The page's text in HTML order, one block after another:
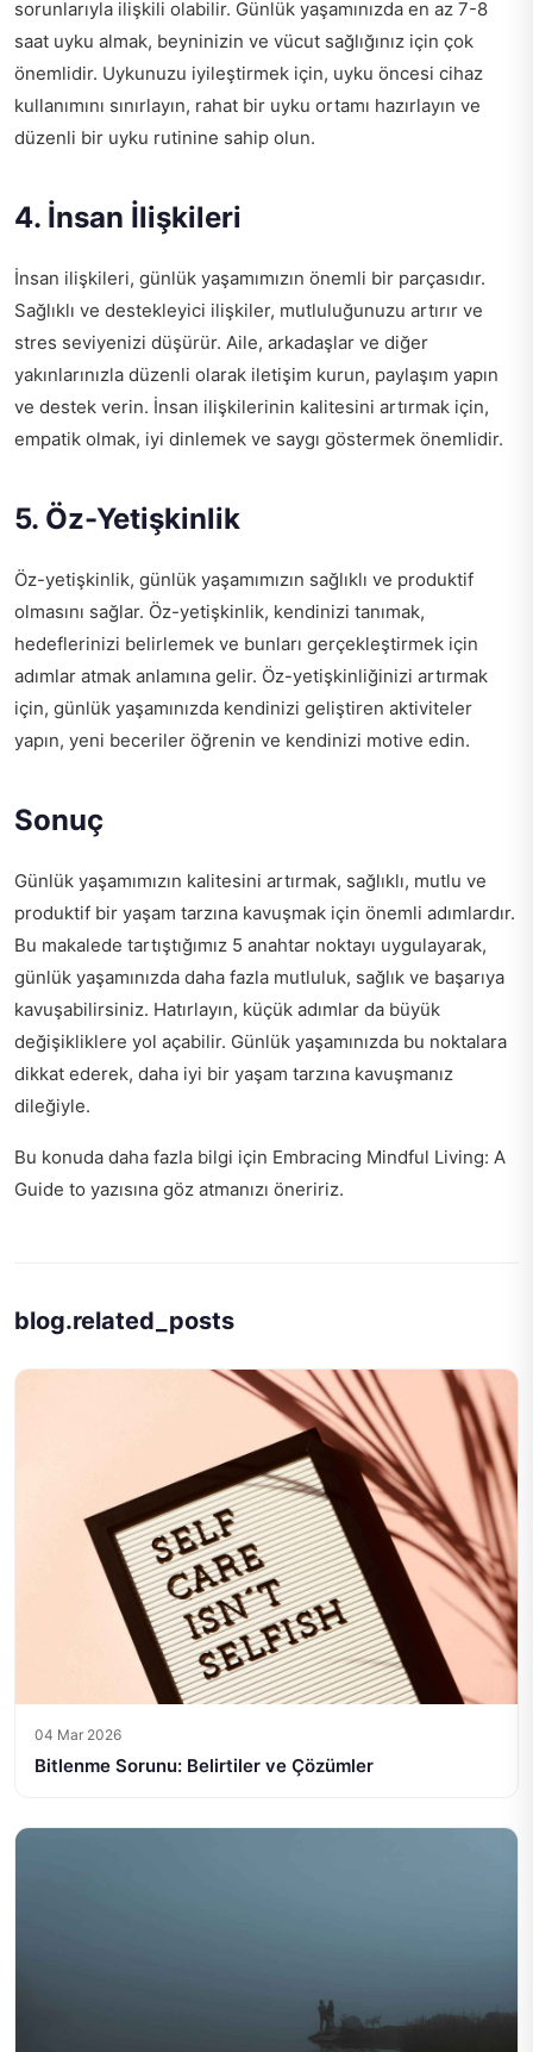
sorunlarıyla ilişkili olabilir. Günlük yaşamınızda en az 7-8
saat uyku almak, beyninizin ve vücut sağlığınız için çok
önemlidir. Uykunuzu iyileştirmek için, uyku öncesi cihaz
kullanımını sınırlayın, rahat bir uyku ortamı hazırlayın ve
düzenli bir uyku rutinine sahip olun.
4. İnsan İlişkileri
İnsan ilişkileri, günlük yaşamımızın önemli bir parçasıdır.
Sağlıklı ve destekleyici ilişkiler, mutluluğunuzu artırır ve
stres seviyenizi düşürür. Aile, arkadaşlar ve diğer
yakınlarınızla düzenli olarak iletişim kurun, paylaşım yapın
ve destek verin. İnsan ilişkilerinin kalitesini artırmak için,
empatik olmak, iyi dinlemek ve saygı göstermek önemlidir.
5. Öz-Yetişkinlik
Öz-yetişkinlik, günlük yaşamımızın sağlıklı ve produktif
olmasını sağlar. Öz-yetişkinlik, kendinizi tanımak,
hedeflerinizi belirlemek ve bunları gerçekleştirmek için
adımlar atmak anlamına gelir. Öz-yetişkinliğinizi artırmak
için, günlük yaşamınızda kendinizi geliştiren aktiviteler
yapın, yeni beceriler öğrenin ve kendinizi motive edin.
Sonuç
Günlük yaşamımızın kalitesini artırmak, sağlıklı, mutlu ve
produktif bir yaşam tarzına kavuşmak için önemli adımlardır.
Bu makalede tartıştığımız 5 anahtar noktayı uygulayarak,
günlük yaşamınızda daha fazla mutluluk, sağlık ve başarıya
kavuşabilirsiniz. Hatırlayın, küçük adımlar da büyük
değişikliklere yol açabilir. Günlük yaşamınızda bu noktalara
dikkat ederek, daha iyi bir yaşam tarzına kavuşmanız
dileğiyle.
Bu konuda daha fazla bilgi için Embracing Mindful Living: A
Guide to yazısına göz atmanızı öneririz.
blog.related_posts
04 Mar 2026
Bitlenme Sorunu: Belirtiler ve Çözümler